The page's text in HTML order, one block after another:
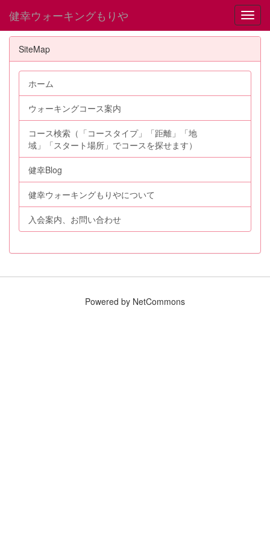
健幸ウォーキングもりや
SiteMap
ホーム
ウォーキングコース案内
コース検索（「コースタイプ」「距離」「地
域」「スタート場所」でコースを探せます）
健幸Blog
健幸ウォーキングもりやについて
入会案内、お問い合わせ
Powered by NetCommons